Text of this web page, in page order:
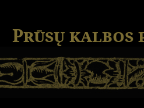
Prūsų kalbos